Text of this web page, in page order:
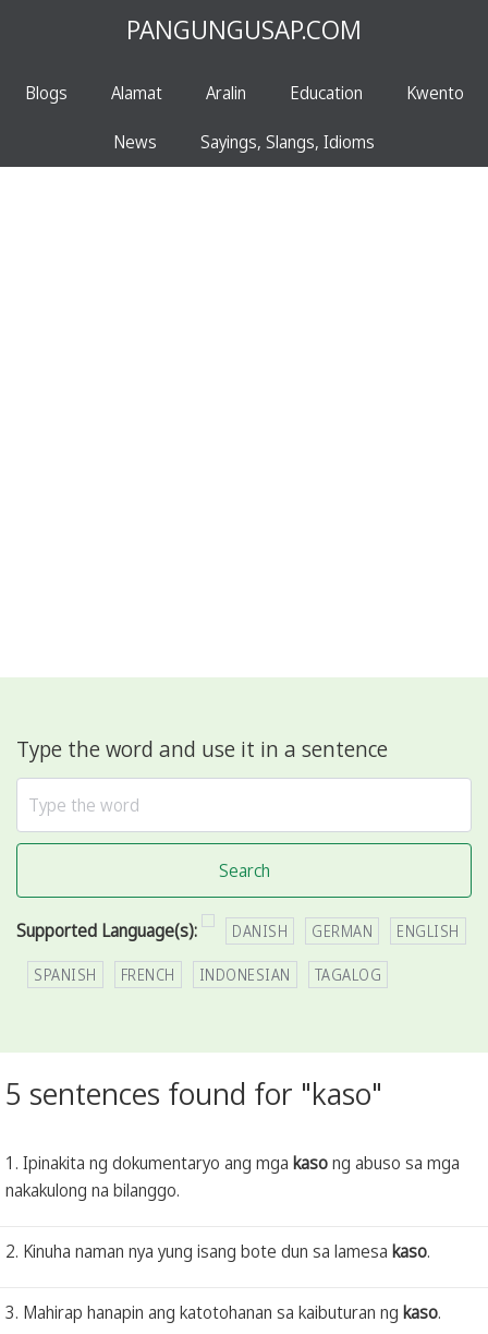
PANGUNGUSAP.COM
Blogs Alamat Aralin Education Kwento
News Sayings, Slangs, Idioms
Type the word and use it in a sentence
Search
Supported Language(s): DANISH GERMAN ENGLISH
SPANISH FRENCH INDONESIAN TAGALOG
5 sentences found for "kaso"
1. Ipinakita ng dokumentaryo ang mga kasong abuso sa mga
nakakulong na bilanggo.
2. Kinuha naman nya yung isang bote dun sa lamesa kaso.
3. Mahirap hanapin ang katotohanan sa kaibuturan ng kaso.